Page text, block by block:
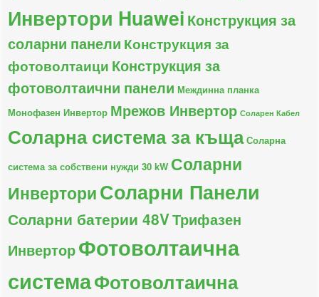
Инвертори Huawei Конструкция за
соларни панели Конструкция за
фотоволтаици Конструкция за
фотоволтаични панели Междинна планка
Монофазен Инвертор Мрежов Инвертор Соларен Кабел
Соларна система за къща Соларна
система за собствени нужди 30 kW Соларни
ИнверториСоларни Панели
Соларни батерии 48VТрифазен
ИнверторФотоволтаична
системаФотоволтаична